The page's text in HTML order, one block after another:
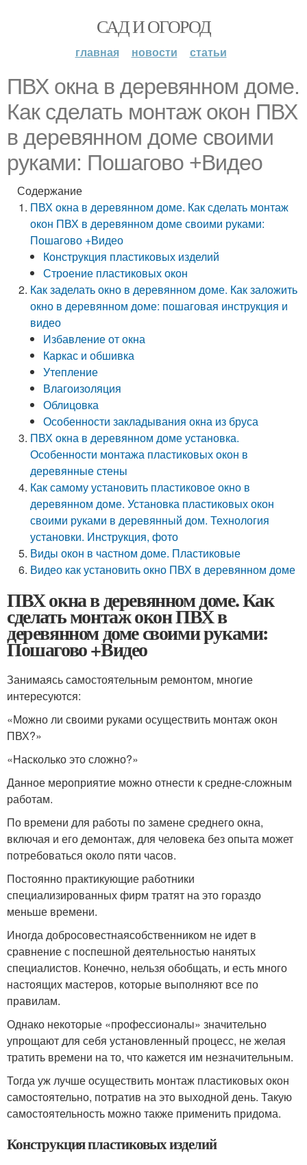
САД И ОГОРОД
главная новости статьи
ПВХ окна в деревянном доме.
Как сделать монтаж окон ПВХ
в деревянном доме своими
руками: Пошагово +Видео
Содержание
ПВХ окна в деревянном доме. Как сделать монтаж
окон ПВХ в деревянном доме своими руками:
Пошагово +Видео
Конструкция пластиковых изделий
Строение пластиковых окон
Как заделать окно в деревянном доме. Как заложить
окно в деревянном доме: пошаговая инструкция и
видео
Избавление от окна
Каркас и обшивка
Утепление
Влагоизоляция
Облицовка
Особенности закладывания окна из бруса
ПВХ окна в деревянном доме установка.
Особенности монтажа пластиковых окон в
деревянные стены
Как самому установить пластиковое окно в
деревянном доме. Установка пластиковых окон
своими руками в деревянный дом. Технология
установки. Инструкция, фото
Виды окон в частном доме. Пластиковые
Видео как установить окно ПВХ в деревянном доме
ПВХ окна в деревянном доме. Как
сделать монтаж окон ПВХ в
деревянном доме своими руками:
Пошагово +Видео
Занимаясь самостоятельным ремонтом, многие
интересуются:
«Можно ли своими руками осуществить монтаж окон
ПВХ?»
«Насколько это сложно?»
Данное мероприятие можно отнести к средне-сложным
работам.
По времени для работы по замене среднего окна,
включая и его демонтаж, для человека без опыта может
потребоваться около пяти часов.
Постоянно практикующие работники
специализированных фирм тратят на это гораздо
меньше времени.
Иногда добросовестнаясобственником не идет в
сравнение с поспешной деятельностью нанятых
специалистов. Конечно, нельзя обобщать, и есть много
настоящих мастеров, которые выполняют все по
правилам.
Однако некоторые «профессионалы» значительно
упрощают для себя установленный процесс, не желая
тратить времени на то, что кажется им незначительным.
Тогда уж лучше осуществить монтаж пластиковых окон
самостоятельно, потратив на это выходной день. Такую
самостоятельность можно также применить придома.
Конструкция пластиковых изделий